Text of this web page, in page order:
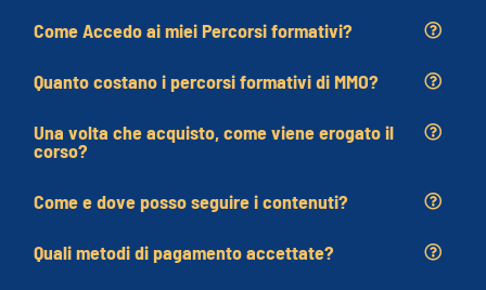
Come Accedo ai miei Percorsi formativi?
Quanto costano i percorsi formativi di MMO?
Una volta che acquisto, come viene erogato il
corso?
Come e dove posso seguire i contenuti?
Quali metodi di pagamento accettate?